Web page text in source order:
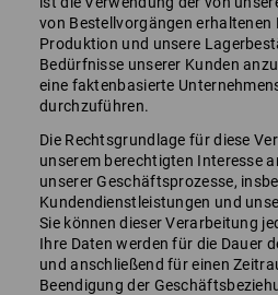
von Bestellvorgängen erhaltenen
Produktion und unsere
Bedürfnisse unserer Kunden
eine faktenbasierte
durchzuführen.
Die Rechtsgrundlage für diese
unserem berechtigten Interesse
unserer Geschäftsprozesse,
Kundendienstleistungen und
Sie können dieser Verarbeitung
Ihre Daten werden für die Dauer
und anschließend für einen
Beendigung der